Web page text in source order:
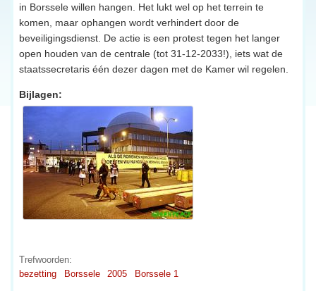
in Borssele willen hangen. Het lukt wel op het terrein te
komen, maar ophangen wordt verhindert door de
beveiligingsdienst. De actie is een protest tegen het langer
open houden van de centrale (tot 31-12-2033!), iets wat de
staatssecretaris één dezer dagen met de Kamer wil regelen.
Bijlagen:
Trefwoorden:
bezetting
Borssele 2005 Borssele 1